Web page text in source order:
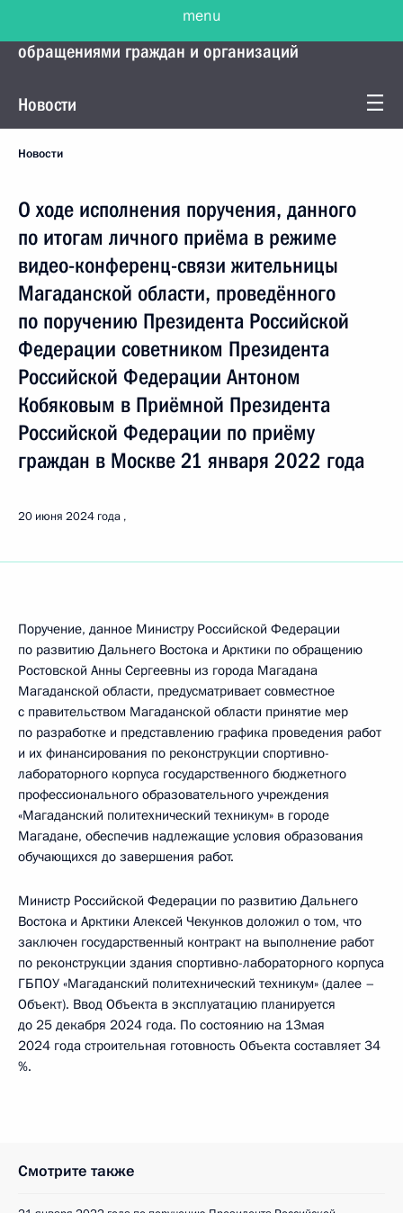
Управление Президента по работе с
обращениями граждан и организаций
Новости
Новости
О ходе исполнения поручения, данного
по итогам личного приёма в режиме
видео-конференц-связи жительницы
Магаданской области, проведённого
по поручению Президента Российской
Федерации советником Президента
Российской Федерации Антоном
Кобяковым в Приёмной Президента
Российской Федерации по приёму
граждан в Москве 21 января 2022 года
20 июня 2024 года
Поручение, данное Министру Российской Федерации
по развитию Дальнего Востока и Арктики по обращению
Ростовской Анны Сергеевны из города Магадана
Магаданской области, предусматривает совместное
с правительством Магаданской области принятие мер
по разработке и представлению графика проведения работ
и их финансирования по реконструкции спортивно-
лабораторного корпуса государственного бюджетного
профессионального образовательного учреждения
«Магаданский политехнический техникум» в городе
Магадане, обеспечив надлежащие условия образования
обучающихся до завершения работ.
Министр Российской Федерации по развитию Дальнего
Востока и Арктики Алексей Чекунков доложил о том, что
заключен государственный контракт на выполнение работ
по реконструкции здания спортивно-лабораторного корпуса
ГБПОУ «Магаданский политехнический техникум» (далее –
Объект). Ввод Объекта в эксплуатацию планируется
до 25 декабря 2024 года. По состоянию на 13мая
2024 года строительная готовность Объекта составляет 34
%.
Смотрите также